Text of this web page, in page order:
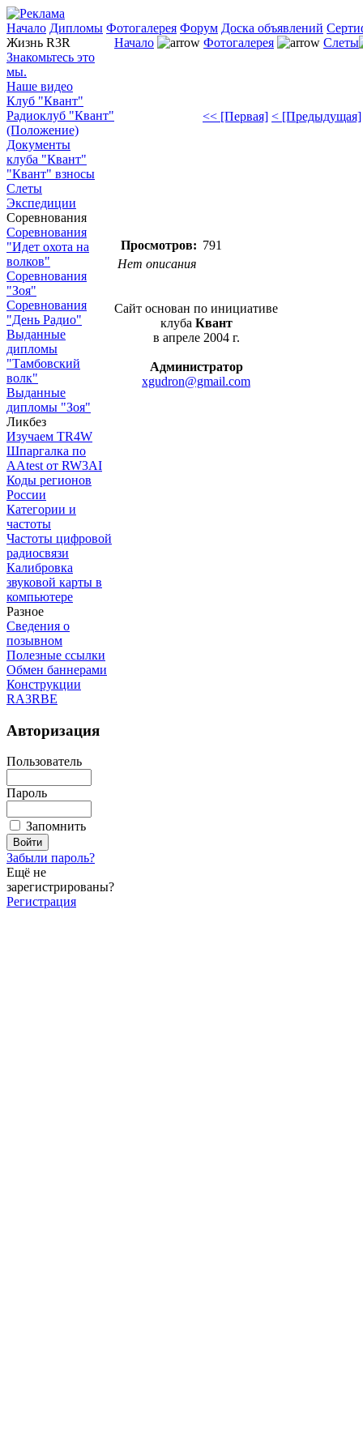
Начало Дипломы Фотогалерея Форум Доска объявлений
Жизнь R3R
Знакомьтесь это
мы.
Наше видео
Клуб "Квант"
Радиоклуб "Квант"
(Положение)
Документы
клуба "Квант"
"Квант" взносы
Слеты
Экспедиции
Соревнования
Соревнования
"Идет охота на
волков"
Соревнования
"Зоя"
Соревнования
"День Радио"
Выданные
дипломы
"Тамбовский
волк"
Выданные
дипломы "Зоя"
Ликбез
Изучаем TR4W
Шпаргалка по
AAtest от RW3AI
Коды регионов
России
Категории и
частоты
Частоты цифровой
радиосвязи
Калибровка
звуковой карты в
компьютере
Разное
Сведения о
позывном
Полезные ссылки
Обмен баннерами
Конструкции
RA3RBE
Авторизация
Пользователь
Пароль
Запомнить
Забыли пароль?
Ещё не
зарегистрированы?
Регистрация
Начало Фотогалерея Слеты
<< [Первая] < [Предыдущая]
Просмотров: 791
Нет описания
Сайт основан по инициативе
клуба Квант
в апреле 2004 г.
Администратор
xgudron@gmail.com